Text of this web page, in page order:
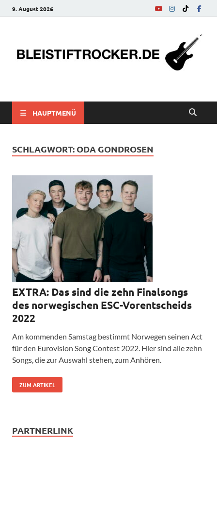
9. August 2026
bleistiftrocker.de
HAUPTMENÜ
SCHLAGWORT: ODA GONDROSEN
EXTRA: Das sind die zehn Finalsongs
des norwegischen ESC-Vorentscheids
2022
Am kommenden Samstag bestimmt Norwegen seinen Act
für den Eurovision Song Contest 2022. Hier sind alle zehn
Songs, die zur Auswahl stehen, zum Anhören.
ZUM ARTIKEL
PARTNERLINK